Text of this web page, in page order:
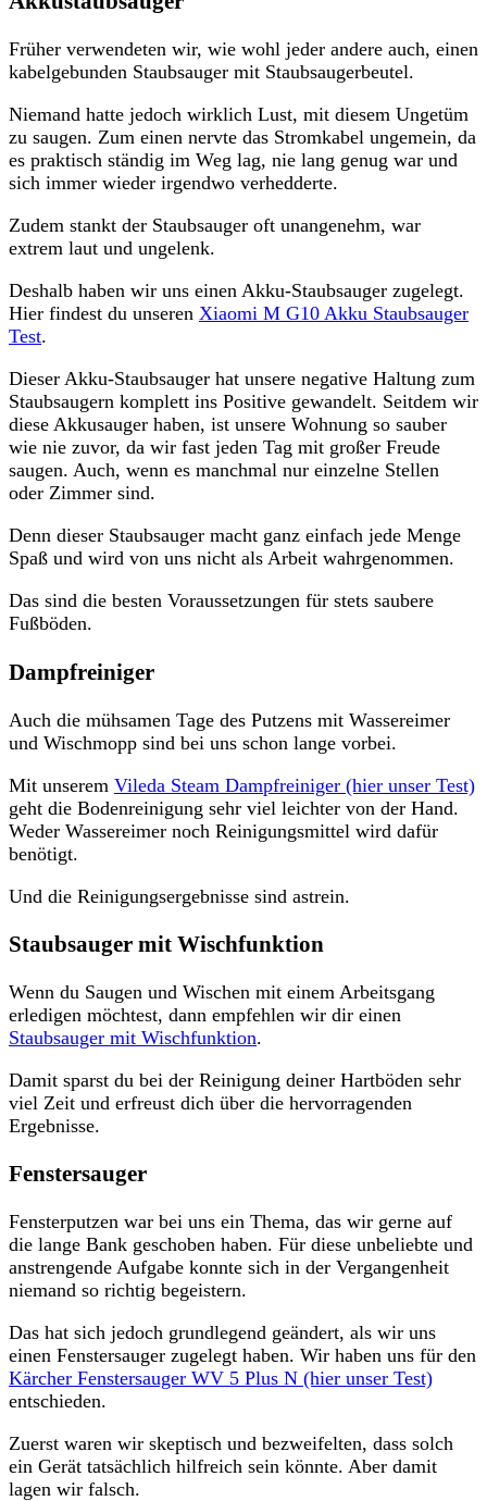
Früher verwendeten wir, wie wohl jeder andere auch, einen
kabelgebunden Staubsauger mit Staubsaugerbeutel.
Niemand hatte jedoch wirklich Lust, mit diesem Ungetüm
zu saugen. Zum einen nervte das Stromkabel ungemein, da
es praktisch ständig im Weg lag, nie lang genug war und
sich immer wieder irgendwo verhedderte.
Zudem stankt der Staubsauger oft unangenehm, war
extrem laut und ungelenk.
Deshalb haben wir uns einen Akku-Staubsauger zugelegt.
Hier findest du unseren Xiaomi M G10 Akku Staubsauger
Test.
Dieser Akku-Staubsauger hat unsere negative Haltung zum
Staubsaugern komplett ins Positive gewandelt. Seitdem wir
diese Akkusauger haben, ist unsere Wohnung so sauber
wie nie zuvor, da wir fast jeden Tag mit großer Freude
saugen. Auch, wenn es manchmal nur einzelne Stellen
oder Zimmer sind.
Denn dieser Staubsauger macht ganz einfach jede Menge
Spaß und wird von uns nicht als Arbeit wahrgenommen.
Das sind die besten Voraussetzungen für stets saubere
Fußböden.
Dampfreiniger
Auch die mühsamen Tage des Putzens mit Wassereimer
und Wischmopp sind bei uns schon lange vorbei.
Mit unserem Vileda Steam Dampfreiniger (hier unser Test)
geht die Bodenreinigung sehr viel leichter von der Hand.
Weder Wassereimer noch Reinigungsmittel wird dafür
benötigt.
Und die Reinigungsergebnisse sind astrein.
Staubsauger mit Wischfunktion
Wenn du Saugen und Wischen mit einem Arbeitsgang
erledigen möchtest, dann empfehlen wir dir einen
Staubsauger mit Wischfunktion.
Damit sparst du bei der Reinigung deiner Hartböden sehr
viel Zeit und erfreust dich über die hervorragenden
Ergebnisse.
Fenstersauger
Fensterputzen war bei uns ein Thema, das wir gerne auf
die lange Bank geschoben haben. Für diese unbeliebte und
anstrengende Aufgabe konnte sich in der Vergangenheit
niemand so richtig begeistern.
Das hat sich jedoch grundlegend geändert, als wir uns
einen Fenstersauger zugelegt haben. Wir haben uns für den
Kärcher Fenstersauger WV 5 Plus N (hier unser Test)
entschieden.
Zuerst waren wir skeptisch und bezweifelten, dass solch
ein Gerät tatsächlich hilfreich sein könnte. Aber damit
lagen wir falsch.